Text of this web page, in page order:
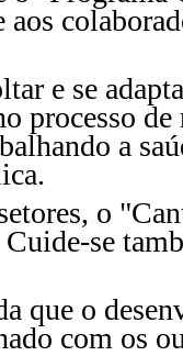
e se
processo de
a
o
se
que o
com os